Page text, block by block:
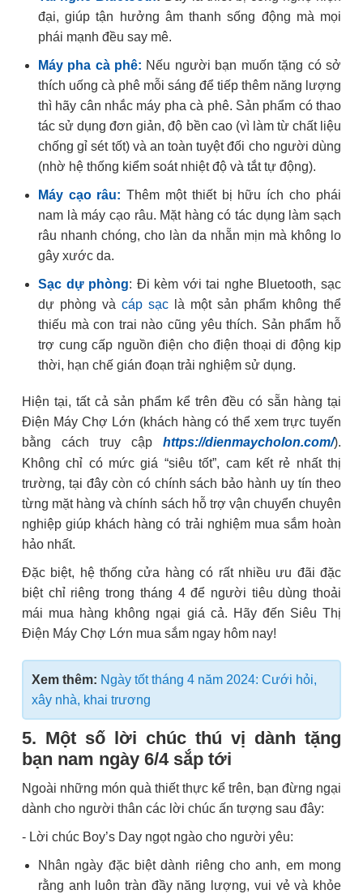
đại, giúp tận hưởng âm thanh sống động mà mọi
phái mạnh đều say mê.
Máy pha cà phê: Nếu người bạn muốn tặng có sở
thích uống cà phê mỗi sáng để tiếp thêm năng lượng
thì hãy cân nhắc máy pha cà phê. Sản phẩm có thao
tác sử dụng đơn giản, độ bền cao (vì làm từ chất liệu
chống gỉ sét tốt) và an toàn tuyệt đối cho người dùng
(nhờ hệ thống kiểm soát nhiệt độ và tắt tự động).
Máy cạo râu: Thêm một thiết bị hữu ích cho phái
nam là máy cạo râu. Mặt hàng có tác dụng làm sạch
râu nhanh chóng, cho làn da nhẵn mịn mà không lo
gây xước da.
Sạc dự phòng: Đi kèm với tai nghe Bluetooth, sạc
dự phòng và cáp sạc là một sản phẩm không thể
thiếu mà con trai nào cũng yêu thích. Sản phẩm hỗ
trợ cung cấp nguồn điện cho điện thoại di động kịp
thời, hạn chế gián đoạn trải nghiệm sử dụng.
Hiện tại, tất cả sản phẩm kể trên đều có sẵn hàng tại
Điện Máy Chợ Lớn (khách hàng có thể xem trực tuyến
bằng cách truy cập https://dienmaycholon.com/).
Không chỉ có mức giá “siêu tốt”, cam kết rẻ nhất thị
trường, tại đây còn có chính sách bảo hành uy tín theo
từng mặt hàng và chính sách hỗ trợ vận chuyển chuyên
nghiệp giúp khách hàng có trải nghiệm mua sắm hoàn
hảo nhất.
Đặc biệt, hệ thống cửa hàng có rất nhiều ưu đãi đặc
biệt chỉ riêng trong tháng 4 để người tiêu dùng thoải
mái mua hàng không ngại giá cả. Hãy đến Siêu Thị
Điện Máy Chợ Lớn mua sắm ngay hôm nay!
Xem thêm: Ngày tốt tháng 4 năm 2024: Cưới hỏi,
xây nhà, khai trương
5. Một số lời chúc thú vị dành tặng
bạn nam ngày 6/4 sắp tới
Ngoài những món quà thiết thực kể trên, bạn đừng ngại
dành cho người thân các lời chúc ấn tượng sau đây:
- Lời chúc Boy’s Day ngọt ngào cho người yêu:
Nhân ngày đặc biệt dành riêng cho anh, em mong
rằng anh luôn tràn đầy năng lượng, vui vẻ và khỏe